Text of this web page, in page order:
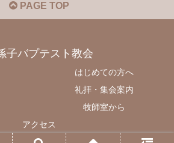
PAGE TOP
子バプテスト教会
はじめての方へ
礼拝・集会案内
牧師室から
アクセス